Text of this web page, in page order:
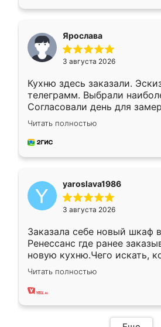
Ярослава
3 августа 2026
Кухню здесь заказали.
телеграмм. Выбрали
Согласовали день для
недели кухня была уже
довольны работой. Спасибо
мебель за качественную
Читать полностью
yaroslava1986
3 августа 2026
Заказала себе новый шкаф
Ренессанс где ранее
новую кухню.Чего искать,
вполне довольна. Служит
два года, нареканий нет.
Читать полностью